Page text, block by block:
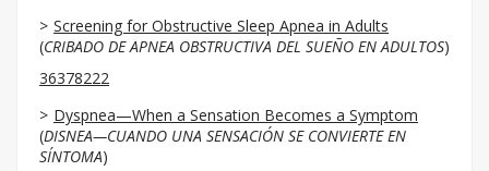
Screening for Obstructive Sleep Apnea in Adults
(CRIBADO DE APNEA OBSTRUCTIVA DEL SUEÑO EN ADULTOS)
36378222
Dyspnea—When a Sensation Becomes a Symptom
(DISNEA—CUANDO UNA SENSACIÓN SE CONVIERTE EN
SÍNTOMA)